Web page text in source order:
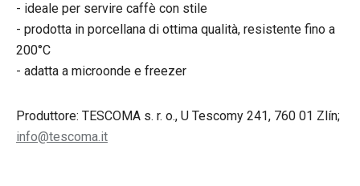
- ideale per servire caffè con stile
- prodotta in porcellana di ottima qualità, resistente fino a
200°C
- adatta a microonde e freezer
Produttore: TESCOMA s. r. o., U Tescomy 241, 760 01 Zlín;
info@tescoma.it